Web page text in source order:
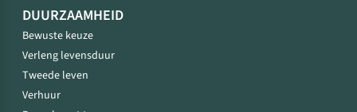
DUURZAAMHEID
Bewuste keuze
Verleng levensduur
Tweede leven
Verhuur